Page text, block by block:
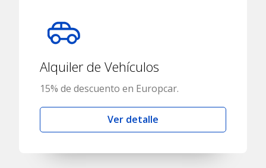
Alquiler de Vehículos
15% de descuento en Europcar.
Ver detalle